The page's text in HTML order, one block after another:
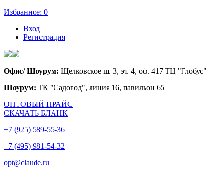
Избранное: 0
Вход
Регистрация
Офис/ Шоурум: Щелковское ш. 3, эт. 4, оф. 417 ТЦ "Глобус"
Шоурум: ТК "Садовод", линия 16, павильон 65
ОПТОВЫЙ ПРАЙС
СКАЧАТЬ БЛАНК
+7 (925) 589-55-36
+7 (495) 981-54-32
opt@claude.ru